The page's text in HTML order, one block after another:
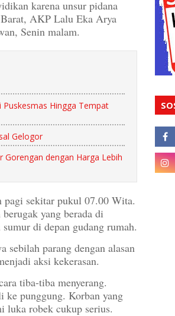
karena unsur pidana
AKP Lalu Eka Arya
Senin malam.
Puskesmas Hingga Tempat
Gelogor
dengan Harga Lebih
pagi sekitar pukul 07.00 Wita.
yang berada di
di depan gudang rumah.
sebilah parang dengan alasan
aksi kekerasan.
tiba-tiba menyerang.
ke punggung. Korban yang
luka robek cukup serius.